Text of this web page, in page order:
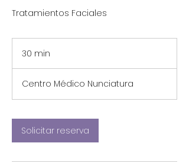
Tratamientos Faciales
30 min
m
i
Centro Médico Nunciatura
Solicitar reserva